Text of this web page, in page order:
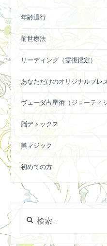
年齢退行
前世療法
リーディング（霊視鑑定）
あなただけのオリジナルブレ
ヴェーダ占星術（ジョーティ
脳デトックス
美マジック
初めての方
索: